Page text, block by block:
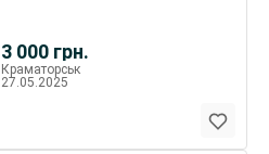
3 000 грн.
Краматорськ
27.05.2025